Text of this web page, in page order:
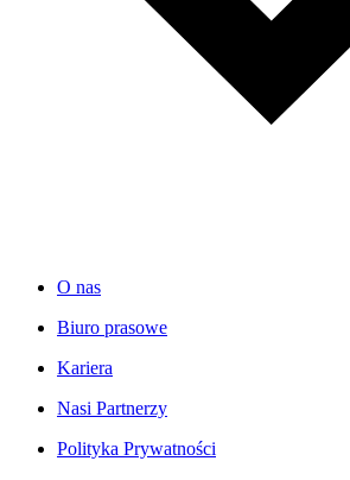
O nas
Biuro prasowe
Kariera
Nasi Partnerzy
Polityka Prywatności